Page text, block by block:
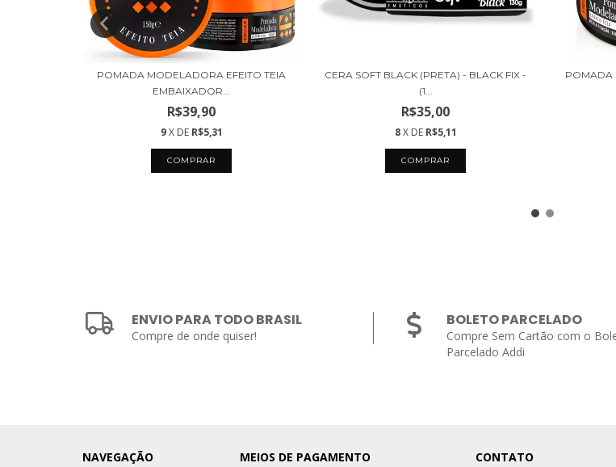
POMADA MODELADORA EFEITO TEIA
EMBAIXADOR...
R$39,90
9 X DE R$5,31
CERA SOFT BLACK (PRETA) - BLACK FIX -
(1...
R$35,00
8 X DE R$5,11
POMADA
ENVIO PARA TODO BRASIL
Compre de onde quiser!
BOLETO PARCELADO
Compre Sem Cartão com o
Parcelado Addi
NAVEGAÇÃO MEIOS DE PAGAMENTO CONTATO